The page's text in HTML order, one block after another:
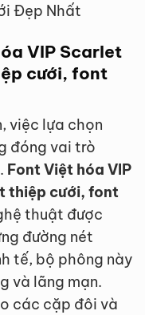
Đẹp Nhất
VIP Scarlet
cưới, font
việc lựa chọn
đóng vai trò
Font Việt hóa VIP
thiệp cưới, font
thuật được
đường nét
tế, bộ phông này
và lãng mạn.
các cặp đôi và